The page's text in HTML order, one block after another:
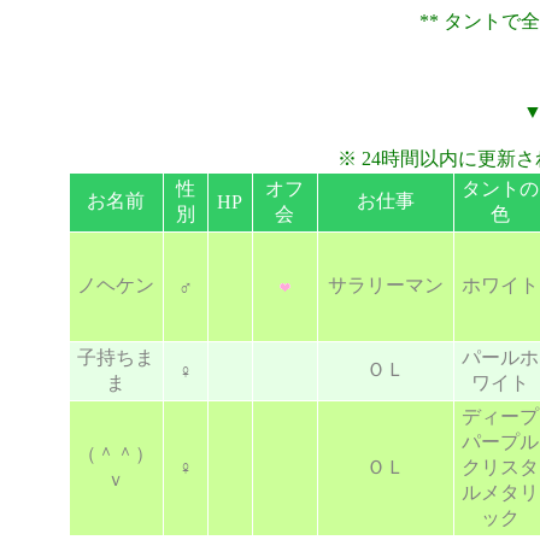
** タントで
※ 24時間以内に更新
お名前
性
別
HP
オフ
会
お仕事
タントの
色
ノヘケン ♂ サラリーマン ホワイト
子持ちま
ま
♀ ＯＬ
パールホ
ワイト
（＾＾）
ｖ
♀ ＯＬ
ディープ
パープル
クリスタ
ルメタリ
ック